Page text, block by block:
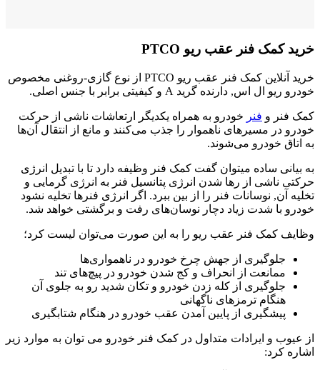
خرید کمک فنر عقب ریو PTCO
خرید آنلاین کمک فنر عقب ریو PTCO از نوع گازی-روغنی مخصوص
خودرو ریو ال اس, دارنده گرید A و کیفیتی برابر با جنس اصلی.
کمک فنر و فنر خودرو به همراه یکدیگر ارتعاشات ناشی از حرکت
خودرو در مسیرهای ناهموار را جذب می‌کنند و مانع از انتقال آن‌ها
به اتاق خودرو می‌شوند.
به بیانی ساده میتوان گفت کمک فنر وظیفه‌ دارد تا با تبدیل انرژی
حرکتی ناشی از رها شدن انرژی پتانسیل فنر به انرژی گرمایی و
تخلیه‌ آن, نوسانات فنر را از بین ببرد. اگر انرژی فنرها تخلیه نشود
خودرو با شدت زیاد دچار نوسان‌های رفت و برگشتی خواهد شد.
وظایف کمک فنر عقب ریو را به این صورت می‌توان لیست کرد؛
جلوگیری از جهش چرخ خودرو در ناهمواری‌ها
ممانعت از انحراف و کج شدن خودرو در پیچ‌های تند
جلوگیری از کله زدن خودرو و تکان شدید رو به جلوی آن
هنگام ترمز‌های ناگهانی
پیشگیری از پایین آمدن عقب خودرو در هنگام شتابگیری
از عیوب و ایرادات متداول در کمک فنر خودرو می توان به موارد زیر
اشاره کرد: